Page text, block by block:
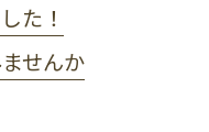
た！
せんか